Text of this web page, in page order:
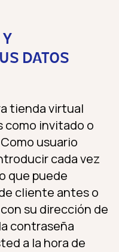
DATOS
tienda virtual
como invitado o
usuario
cada vez
que puede
cliente antes o
su dirección de
contraseña
a la hora de